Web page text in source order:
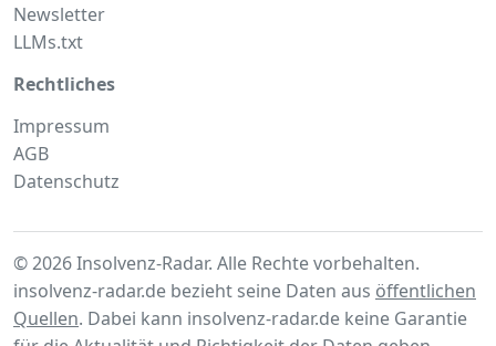
Newsletter
LLMs.txt
Rechtliches
Impressum
AGB
Datenschutz
© 2026 Insolvenz-Radar. Alle Rechte vorbehalten.
insolvenz-radar.de bezieht seine Daten aus öffentlichen
Quellen. Dabei kann insolvenz-radar.de keine Garantie